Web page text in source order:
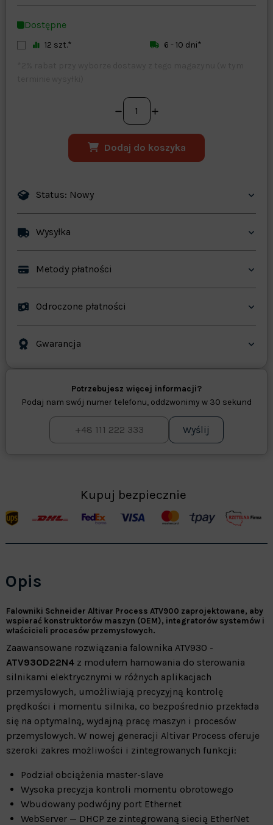
Dostępne
12 szt.*
6 - 10 dni*
Dodaj do koszyka
Status: Nowy
Wysyłka
Metody płatności
Odroczone płatności
Gwarancja
Potrzebujesz więcej informacji?
Podaj nam swój numer telefonu, oddzwonimy w 30 sekund
Wyślij
Kupuj bezpiecznie
Opis
Falowniki Schneider Altivar Process ATV900 zaprojektowane, aby
wspierać konstruktorów maszyn (OEM), integratorów systemów i
właścicieli procesów przemysłowych.
Zaawansowane rozwiązania falownika ATV930 -
ATV930D22N4 z modułem hamowania do sterowania
silnikami elektrycznymi w różnych aplikacjach
przemysłowych, umożliwiają precyzyjną kontrolę
prędkości i momentu silnika, co bezpośrednio przekłada
się na optymalną, wydajną pracę maszyn i procesów
przemysłowych. W nowej generacji Altivar Process oferuje
szeroki zakres możliwości i zintegrowanych funkcji:
Podział obciążenia master-slave
Wysoka precyzja kontroli momentu obrotowego
Wbudowany podwójny port Ethernet
WebServer — DHCP ze zintegrowaną siecią EtherNet